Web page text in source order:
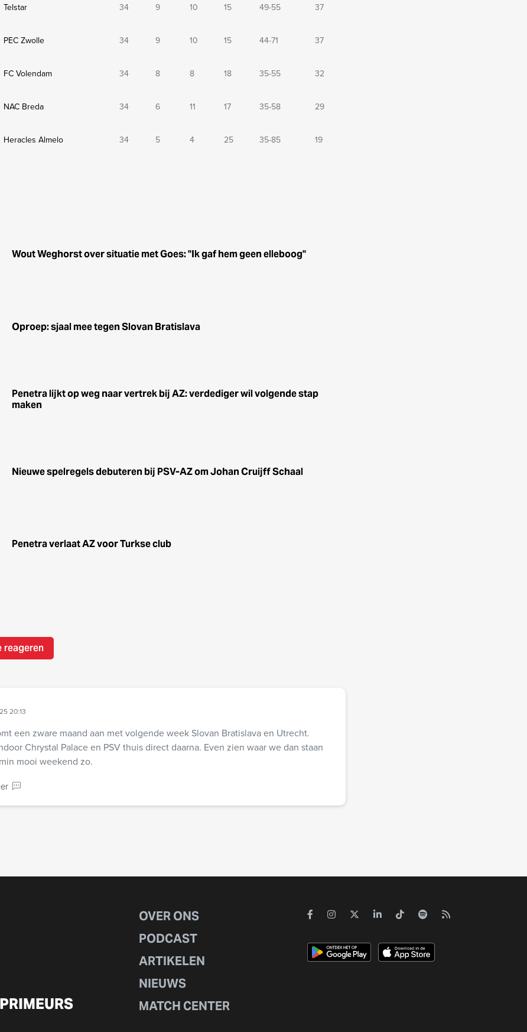
Telstar 34 9 10 15 49-55 37
PEC Zwolle 34 9 10 15 44-71 37
FC Volendam 34 8 8 18 35-55 32
NAC Breda 34 6 11 17 35-58 29
Heracles Almelo 34 5 4 25 35-85 19
Wout Weghorst over situatie met Goes: ''Ik gaf hem geen elleboog''
Oproep: sjaal mee tegen Slovan Bratislava
Penetra lijkt op weg naar vertrek bij AZ: verdediger wil volgende stap
maken
Nieuwe spelregels debuteren bij PSV-AZ om Johan Cruijff Schaal
Penetra verlaat AZ voor Turkse club
reageren
20:13
een zware maand aan met volgende week Slovan Bratislava en Utrecht.
Chrystal Palace en PSV thuis direct daarna. Even zien waar we dan staan
mooi weekend zo.
OVER ONS
PODCAST
ARTIKELEN
NIEUWS
MATCH CENTER